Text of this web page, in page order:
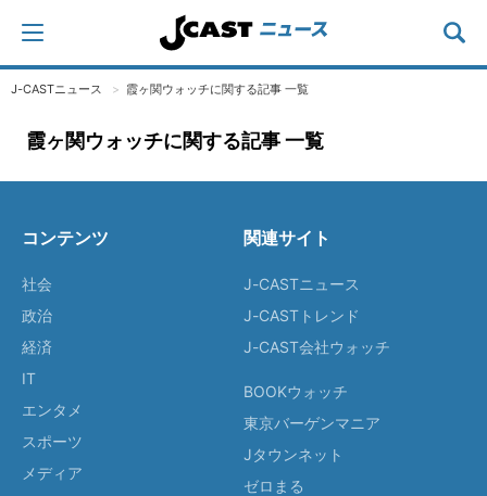
J-CASTニュース 霞ヶ関ウォッチに関する記事 一覧
霞ヶ関ウォッチに関する記事 一覧
コンテンツ
社会
政治
経済
IT
エンタメ
スポーツ
メディア
関連サイト
J-CASTニュース
J-CASTトレンド
J-CAST会社ウォッチ
BOOKウォッチ
東京バーゲンマニア
Jタウンネット
ゼロまる